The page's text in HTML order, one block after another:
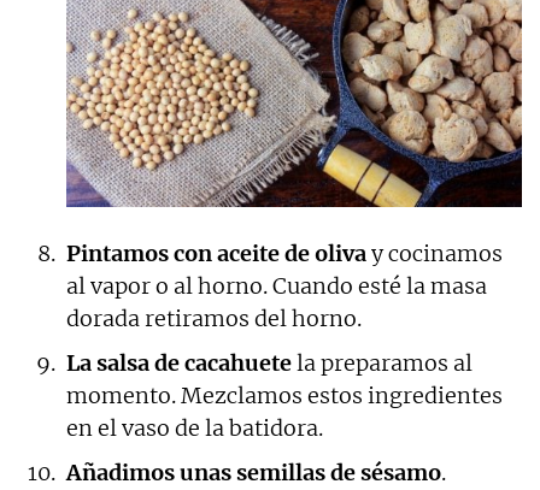
Pintamos con aceite de olivay cocinamos
al vapor o al horno. Cuando esté la masa
dorada retiramos del horno.
La salsa de cacahuetela preparamos al
momento. Mezclamos estos ingredientes
en el vaso de la batidora.
Añadimos unas semillas de sésamo.